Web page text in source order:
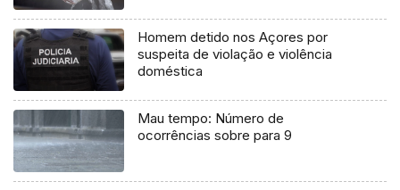
Homem detido nos Açores por
suspeita de violação e violência
doméstica
Mau tempo: Número de
ocorrências sobre para 9